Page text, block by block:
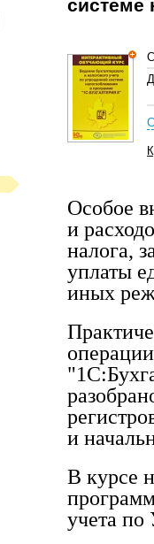
системе
Особое
и
налога,
уплаты
иных
и
В курсе
учета